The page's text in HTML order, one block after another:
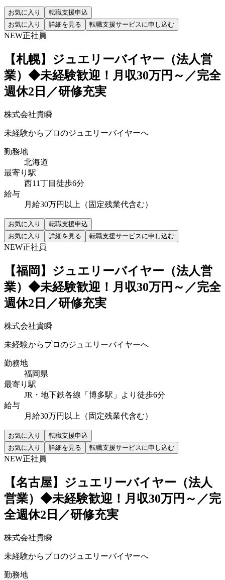
お気に入り
転職支援申込
お気に入り
詳細を見る 転職支援サービスに申し込む
NEW正社員
【札幌】ジュエリーバイヤー（法人営
業）◆未経験歓迎！月収30万円～／完全
週休2日／研修充実
株式会社貴瞬
未経験からプロのジュエリーバイヤーへ
勤務地
北海道
最寄り駅
西11丁目徒歩6分
給与
月給30万円以上（固定残業代含む）
お気に入り
転職支援申込
お気に入り
詳細を見る 転職支援サービスに申し込む
NEW正社員
【福岡】ジュエリーバイヤー（法人営
業）◆未経験歓迎！月収30万円～／完全
週休2日／研修充実
株式会社貴瞬
未経験からプロのジュエリーバイヤーへ
勤務地
福岡県
最寄り駅
JR・地下鉄各線「博多駅」より徒歩6分
給与
月給30万円以上（固定残業代含む）
お気に入り
転職支援申込
お気に入り
詳細を見る 転職支援サービスに申し込む
NEW正社員
【名古屋】ジュエリーバイヤー（法人
営業）◆未経験歓迎！月収30万円～／完
全週休2日／研修充実
株式会社貴瞬
未経験からプロのジュエリーバイヤーへ
勤務地